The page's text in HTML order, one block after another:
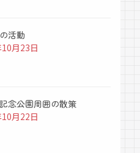
活動
月23日
念公園周囲の散策
月22日